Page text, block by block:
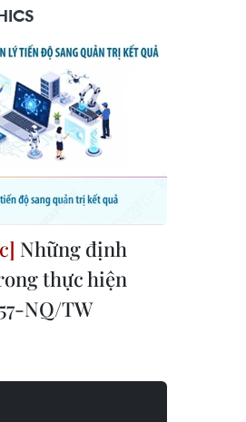
Những định
thực hiện
NQ/TW